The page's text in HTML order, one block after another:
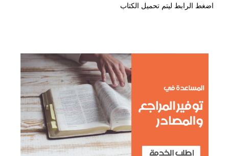
اضغط الرابط ليتم تحميل الكتاب